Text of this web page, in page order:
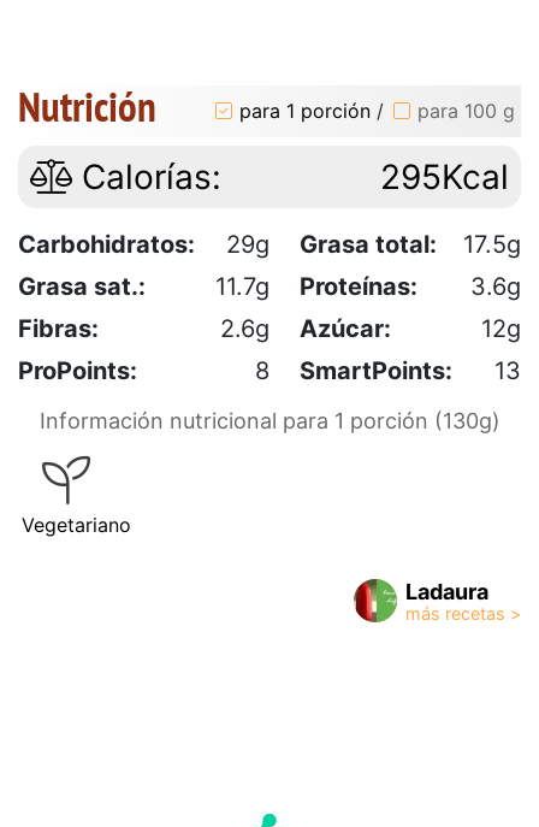
Nutrición para 1 porción / para 100 g
Calorías: 295Kcal
Carbohidratos: 29g Grasa total:
17.5g
Grasa sat.:
11.7g Proteínas:
3.6g
Fibras:
2.6g Azúcar:
12g
ProPoints:
8 SmartPoints: 13
Información nutricional para 1 porción (130g)
Vegetariano
Ladaura